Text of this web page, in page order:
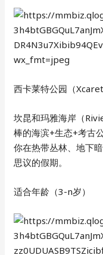
西卡莱特公园（Xcaret
坎昆和玛雅海岸（
棒的海滨+生态+考古
你在热带丛林、地下
思议的假期。
适合年龄（3-n岁）